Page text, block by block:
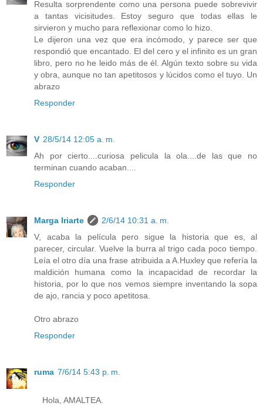
Resulta sorprendente como una persona puede sobrevivir
a tantas vicisitudes. Estoy seguro que todas ellas le
sirvieron y mucho para reflexionar como lo hizo.
Le dijeron una vez que era incómodo, y parece ser que
respondió que encantado. El del cero y el infinito es un gran
libro, pero no he leido más de él. Algún texto sobre su vida
y obra, aunque no tan apetitosos y lúcidos como el tuyo. Un
abrazo
Responder
V 28/5/14 12:05 a. m.
Ah por cierto....curiosa pelicula la ola....de las que no
terminan cuando acaban....
Responder
Marga Iriarte
2/6/14 10:31 a. m.
V, acaba la película pero sigue la historia que es, al
parecer, circular. Vuelve la burra al trigo cada poco tiempo.
Leía el otro día una frase atribuida a A.Huxley que refería la
maldición humana como la incapacidad de recordar la
historia, por lo que nos vemos siempre inventando la sopa
de ajo, rancia y poco apetitosa.
Otro abrazo
Responder
ruma 7/6/14 5:43 p. m.
Hola, AMALTEA.